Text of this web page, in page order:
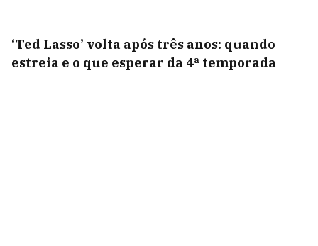
‘Ted Lasso’ volta após três anos: quando
estreia e o que esperar da 4ª temporada